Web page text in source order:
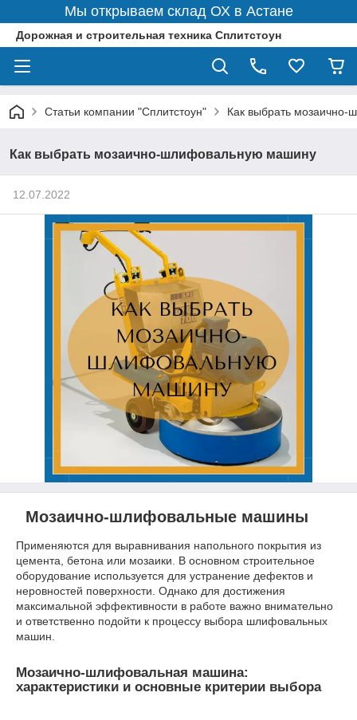
Мы открываем склад ОХ в Астане
Дорожная и строительная техника Сплитстоун
Статьи компании "Сплитстоун" Как выбрать
Как выбрать мозаично-шлифовальную машину
12.07.2022
Мозаично-шлифовальные машины
Применяются для выравнивания напольного покрытия из
цемента, бетона или мозаики. В основном строительное
оборудование используется для устранение дефектов и
неровностей поверхности. Однако для достижения
максимальной эффективности в работе важно внимательно
и ответственно подойти к процессу выбора шлифовальных
машин.
Мозаично-шлифовальная машина:
характеристики и основные критерии выбора